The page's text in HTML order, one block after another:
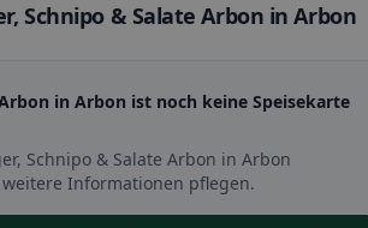
Schnipo & Salate Arbon in Arbon
in Arbon ist noch keine Speisekarte
Schnipo & Salate Arbon in Arbon
Informationen pflegen.